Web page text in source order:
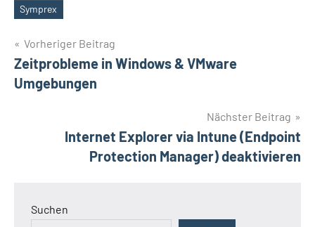
Schlagwörter
Symprex
Beitragsnavigation
Vorheriger Beitrag
Zeitprobleme in Windows & VMware
Umgebungen
Nächster Beitrag
Internet Explorer via Intune (Endpoint
Protection Manager) deaktivieren
Suchen